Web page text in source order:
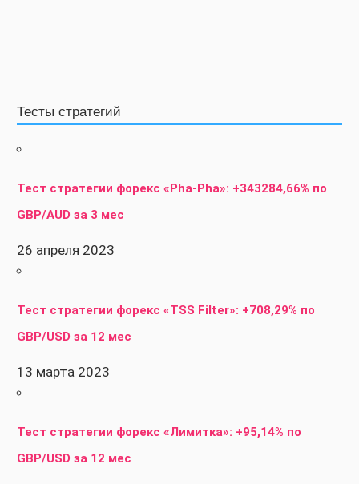
Тесты стратегий
Тест стратегии форекс «Pha-Pha»: +343284,66% по
GBP/AUD за 3 мес
26 апреля 2023
Тест стратегии форекс «TSS Filter»: +708,29% по
GBP/USD за 12 мес
13 марта 2023
Тест стратегии форекс «Лимитка»: +95,14% по
GBP/USD за 12 мес